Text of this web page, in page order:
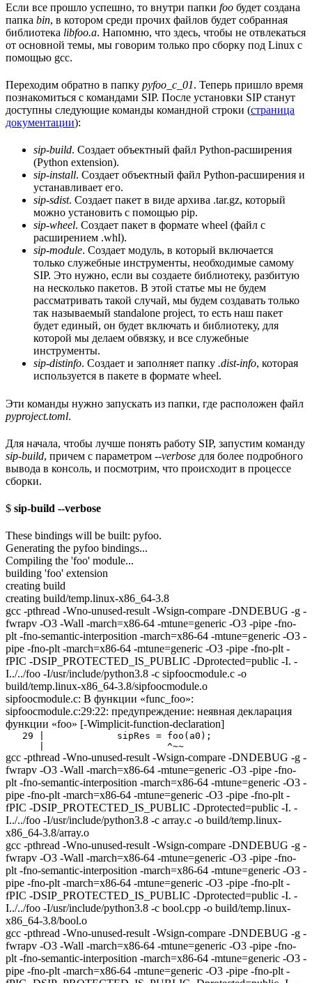
Если все прошло успешно, то внутри папки foo будет создана
папка bin, в котором среди прочих файлов будет собранная
библиотека libfoo.a. Напомню, что здесь, чтобы не отвлекаться
от основной темы, мы говорим только про сборку под Linux с
помощью gcc.
Переходим обратно в папку pyfoo_c_01. Теперь пришло время
познакомиться с командами SIP. После установки SIP станут
доступны следующие команды командной строки (страница
документации):
sip-build. Создает объектный файл Python-расширения
(Python extension).
sip-install. Создает объектный файл Python-расширения и
устанавливает его.
sip-sdist. Создает пакет в виде архива .tar.gz, который
можно установить с помощью pip.
sip-wheel. Создает пакет в формате wheel (файл с
расширением .whl).
sip-module. Создает модуль, в который включается
только служебные инструменты, необходимые самому
SIP. Это нужно, если вы создаете библиотеку, разбитую
на несколько пакетов. В этой статье мы не будем
рассматривать такой случай, мы будем создавать только
так называемый standalone project, то есть наш пакет
будет единый, он будет включать и библиотеку, для
которой мы делаем обвязку, и все служебные
инструменты.
sip-distinfo. Создает и заполняет папку .dist-info, которая
используется в пакете в формате wheel.
Эти команды нужно запускать из папки, где расположен файл
pyproject.toml.
Для начала, чтобы лучше понять работу SIP, запустим команду
sip-build, причем с параметром --verbose для более подробного
вывода в консоль, и посмотрим, что происходит в процессе
сборки.
$ sip-build --verbose
These bindings will be built: pyfoo.
Generating the pyfoo bindings...
Compiling the 'foo' module...
building 'foo' extension
creating build
creating build/temp.linux-x86_64-3.8
gcc -pthread -Wno-unused-result -Wsign-compare -DNDEBUG -g -
fwrapv -O3 -Wall -march=x86-64 -mtune=generic -O3 -pipe -fno-
plt -fno-semantic-interposition -march=x86-64 -mtune=generic -O3 -
pipe -fno-plt -march=x86-64 -mtune=generic -O3 -pipe -fno-plt -
fPIC -DSIP_PROTECTED_IS_PUBLIC -Dprotected=public -I. -
I../../foo -I/usr/include/python3.8 -c sipfoocmodule.c -o
build/temp.linux-x86_64-3.8/sipfoocmodule.o
sipfoocmodule.c: В функции «func_foo»:
sipfoocmodule.c:29:22: предупреждение: неявная декларация
функции «foo» [-Wimplicit-function-declaration]
   29 |             sipRes = foo(a0);
gcc -pthread -Wno-unused-result -Wsign-compare -DNDEBUG -g -
fwrapv -O3 -Wall -march=x86-64 -mtune=generic -O3 -pipe -fno-
plt -fno-semantic-interposition -march=x86-64 -mtune=generic -O3 -
pipe -fno-plt -march=x86-64 -mtune=generic -O3 -pipe -fno-plt -
fPIC -DSIP_PROTECTED_IS_PUBLIC -Dprotected=public -I. -
I../../foo -I/usr/include/python3.8 -c array.c -o build/temp.linux-
x86_64-3.8/array.o
gcc -pthread -Wno-unused-result -Wsign-compare -DNDEBUG -g -
fwrapv -O3 -Wall -march=x86-64 -mtune=generic -O3 -pipe -fno-
plt -fno-semantic-interposition -march=x86-64 -mtune=generic -O3 -
pipe -fno-plt -march=x86-64 -mtune=generic -O3 -pipe -fno-plt -
fPIC -DSIP_PROTECTED_IS_PUBLIC -Dprotected=public -I. -
I../../foo -I/usr/include/python3.8 -c bool.cpp -o build/temp.linux-
x86_64-3.8/bool.o
gcc -pthread -Wno-unused-result -Wsign-compare -DNDEBUG -g -
fwrapv -O3 -Wall -march=x86-64 -mtune=generic -O3 -pipe -fno-
plt -fno-semantic-interposition -march=x86-64 -mtune=generic -O3 -
pipe -fno-plt -march=x86-64 -mtune=generic -O3 -pipe -fno-plt -